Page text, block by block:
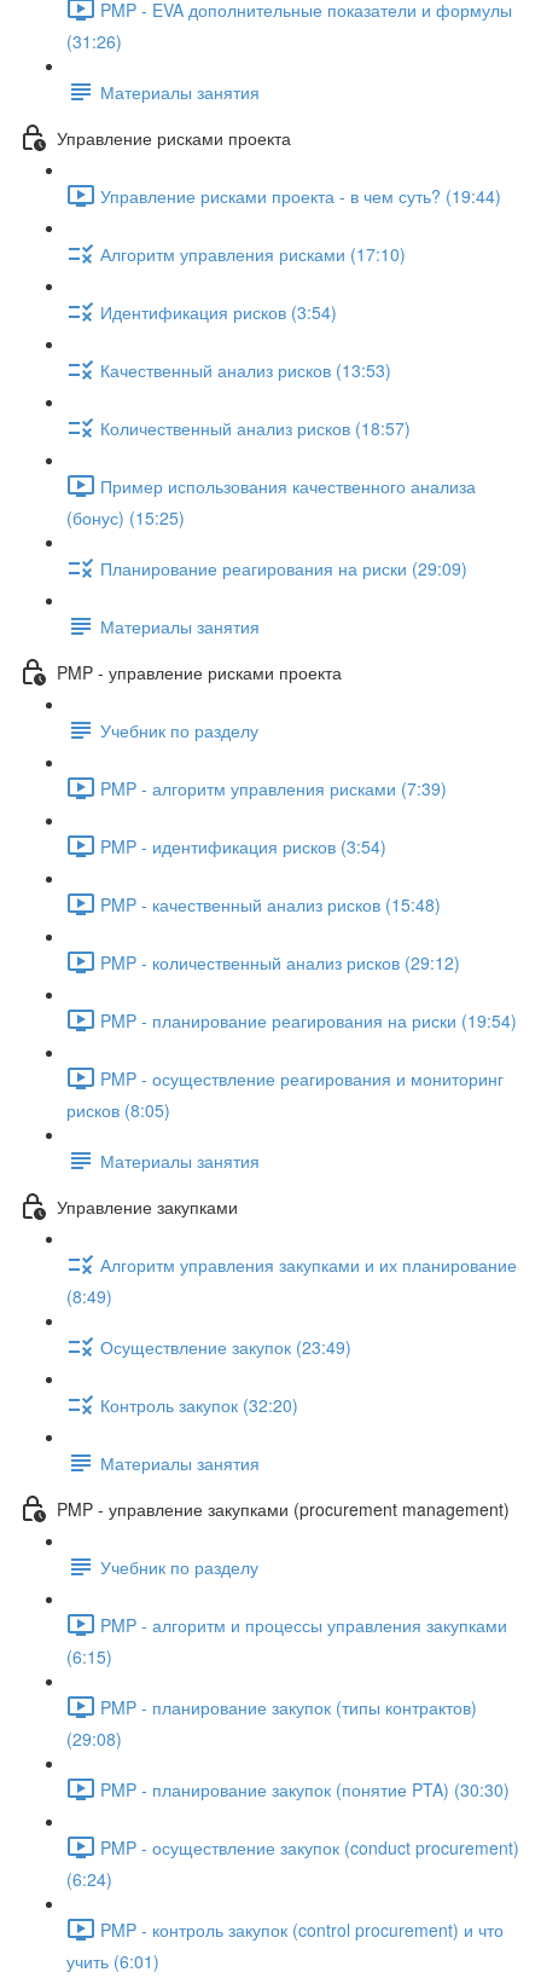
PMP - EVA дополнительные показатели и формулы
(31:26)
Материалы занятия
Управление рисками проекта
Управление рисками проекта - в чем суть? (19:44)
Алгоритм управления рисками (17:10)
Идентификация рисков (3:54)
Качественный анализ рисков (13:53)
Количественный анализ рисков (18:57)
Пример использования качественного анализа
(бонус) (15:25)
Планирование реагирования на риски (29:09)
Материалы занятия
PMP - управление рисками проекта
Учебник по разделу
PMP - алгоритм управления рисками (7:39)
PMP - идентификация рисков (3:54)
PMP - качественный анализ рисков (15:48)
PMP - количественный анализ рисков (29:12)
PMP - планирование реагирования на риски (19:54)
PMP - осуществление реагирования и мониторинг
рисков (8:05)
Материалы занятия
Управление закупками
Алгоритм управления закупками и их планирование
(8:49)
Осуществление закупок (23:49)
Контроль закупок (32:20)
Материалы занятия
PMP - управление закупками (procurement management)
Учебник по разделу
PMP - алгоритм и процессы управления закупками
(6:15)
PMP - планирование закупок (типы контрактов)
(29:08)
PMP - планирование закупок (понятие PTA) (30:30)
PMP - осуществление закупок (conduct procurement)
(6:24)
PMP - контроль закупок (control procurement) и что
учить (6:01)